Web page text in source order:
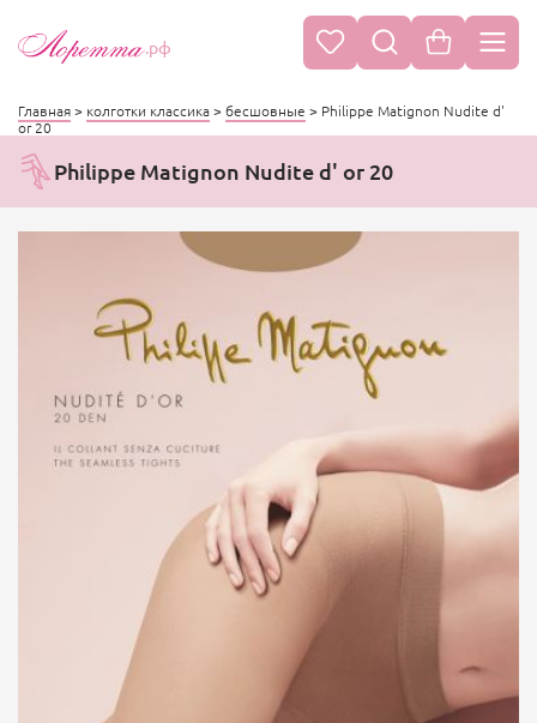
.рф
Главная> колготки классика> бесшовные > Philippe Matignon Nudite d'
or 20
Philippe Matignon Nudite d' or 20